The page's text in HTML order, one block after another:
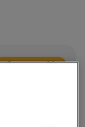
Com anar-hi